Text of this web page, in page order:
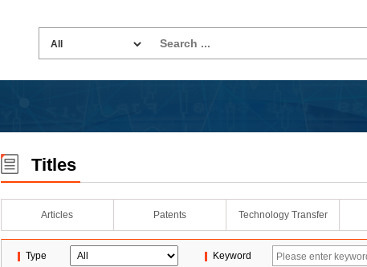
Titles
Articles Patents Technology Transfer
Type Keyword